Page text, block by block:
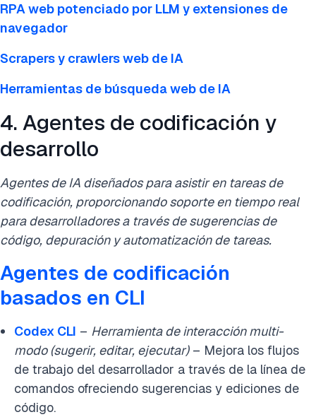
RPA web potenciado por LLM y extensiones de
navegador
Scrapers y crawlers web de IA
Herramientas de búsqueda web de IA
4. Agentes de codificación y
desarrollo
Agentes de IA diseñados para asistir en tareas de
codificación, proporcionando soporte en tiempo real
para desarrolladores a través de sugerencias de
código, depuración y automatización de tareas.
Agentes de codificación
basados en CLI
Codex CLI – Herramienta de interacción multi-
modo (sugerir, editar, ejecutar)– Mejora los flujos
de trabajo del desarrollador a través de la línea de
comandos ofreciendo sugerencias y ediciones de
código.